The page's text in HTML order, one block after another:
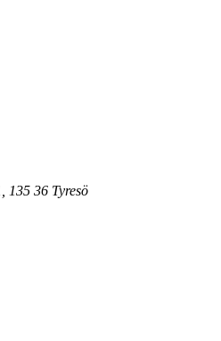
135 36 Tyresö